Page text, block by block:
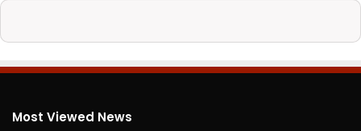
Most Viewed News